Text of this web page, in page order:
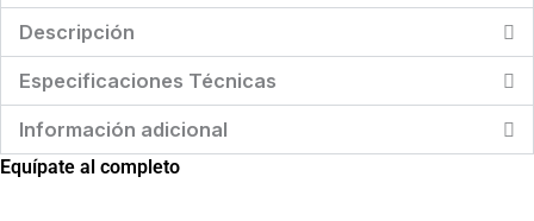
Descripción
Especificaciones Técnicas
Información adicional
Equípate al completo